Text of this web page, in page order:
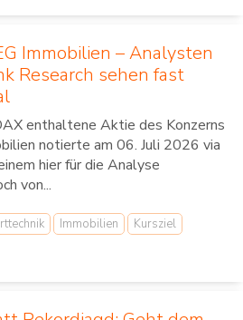
Immobilien – Analysten
Research sehen fast
enthaltene Aktie des Konzerns
notierte am 06. Juli 2026 via
hier für die Analyse
von...
Immobilien
Kursziel